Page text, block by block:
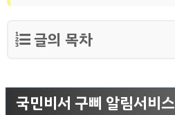
글의 목차
국민비서 구삐 알림서비스